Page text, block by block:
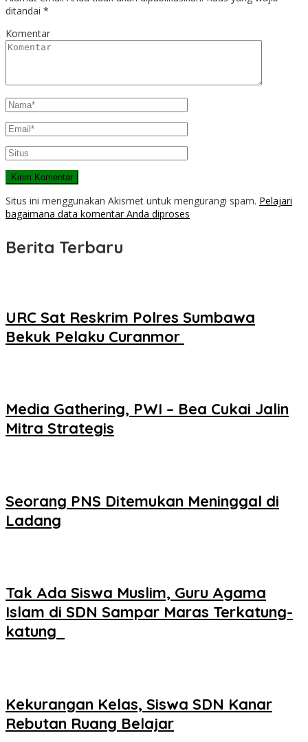
ditandai *
Komentar
Situs ini menggunakan Akismet untuk mengurangi spam. Pelajari
bagaimana data komentar Anda diproses
Berita Terbaru
URC Sat Reskrim Polres Sumbawa
Bekuk Pelaku Curanmor ‎
Media Gathering, PWI – Bea Cukai Jalin
Mitra Strategis
Seorang PNS Ditemukan Meninggal di
Ladang
Tak Ada Siswa Muslim, Guru Agama
Islam di SDN Sampar Maras Terkatung-
katung ‎
Kekurangan Kelas, Siswa SDN Kanar
Rebutan Ruang Belajar